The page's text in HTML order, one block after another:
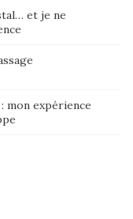
et je ne
mon expérience